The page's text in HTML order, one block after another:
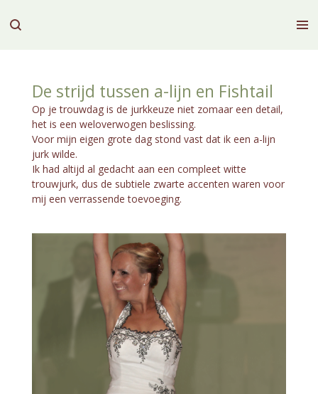
direct
De strijd tussen a-lijn en Fishtail
Op je trouwdag is de jurkkeuze niet zomaar een detail,
het is een weloverwogen beslissing.
Voor mijn eigen grote dag stond vast dat ik een a-lijn
jurk wilde.
Ik had altijd al gedacht aan een compleet witte
trouwjurk, dus de subtiele zwarte accenten waren voor
mij een verrassende toevoeging.